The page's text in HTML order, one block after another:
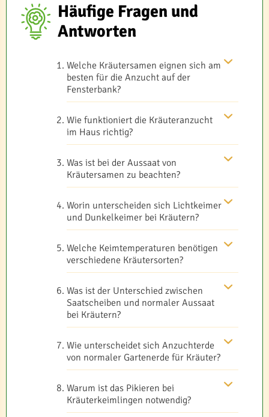
Häufige Fragen und
Antworten
Welche Kräutersamen eignen sich am
besten für die Anzucht auf der
Fensterbank?
Wie funktioniert die Kräuteranzucht
im Haus richtig?
Was ist bei der Aussaat von
Kräutersamen zu beachten?
Worin unterscheiden sich Lichtkeimer
und Dunkelkeimer bei Kräutern?
Welche Keimtemperaturen benötigen
verschiedene Kräutersorten?
Was ist der Unterschied zwischen
Saatscheiben und normaler Aussaat
bei Kräutern?
Wie unterscheidet sich Anzuchterde
von normaler Gartenerde für Kräuter?
Warum ist das Pikieren bei
Kräuterkeimlingen notwendig?